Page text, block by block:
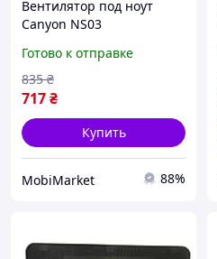
Вентилятор под ноут
Canyon NS03
Готово к отправке
717₴
835 ₴
Купить
MobiMarket 88%